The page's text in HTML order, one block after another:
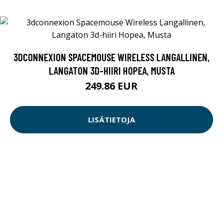
3DCONNEXION SPACEMOUSE WIRELESS LANGALLINEN,
LANGATON 3D-HIIRI HOPEA, MUSTA
249.86 EUR
LISÄTIETOJA